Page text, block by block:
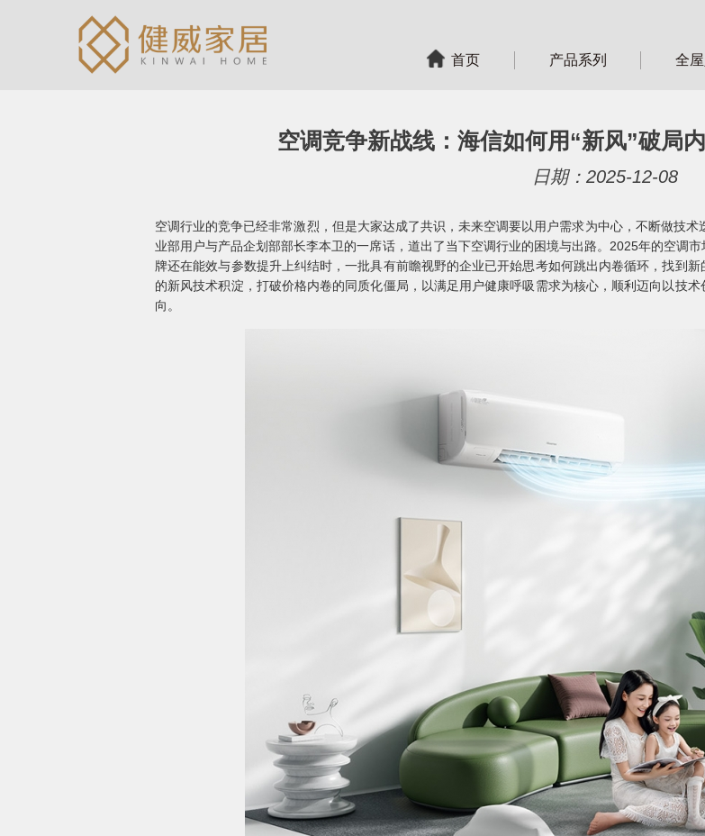
首页 产品系列 全
空调竞争新战线：海信如何用“新风”破局
日期：2025-12-08
空调行业的竞争已经非常激烈，但是大家达成了共识，未来空调要以用户需求为中心，不断做技
业部用户与产品企划部部长李本卫的一席话，道出了当下空调行业的困境与出路。2025年的空调
牌还在能效与参数提升上纠结时，一批具有前瞻视野的企业已开始思考如何跳出内卷循环，找到
的新风技术积淀，打破价格内卷的同质化僵局，以满足用户健康呼吸需求为核心，顺利迈向以技
向。